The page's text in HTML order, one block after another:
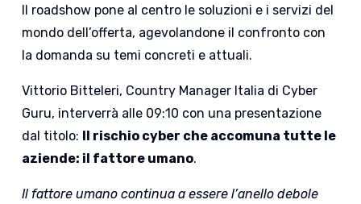
Il roadshow pone al centro le soluzioni e i servizi del
mondo dell’offerta, agevolandone il confronto con
la domanda su temi concreti e attuali.
Vittorio Bitteleri, Country Manager Italia di Cyber
Guru, interverrà alle 09:10 con una presentazione
dal titolo: Il rischio cyber che accomuna tutte le
aziende: il fattore umano.
Il fattore umano continua a essere l’anello debole